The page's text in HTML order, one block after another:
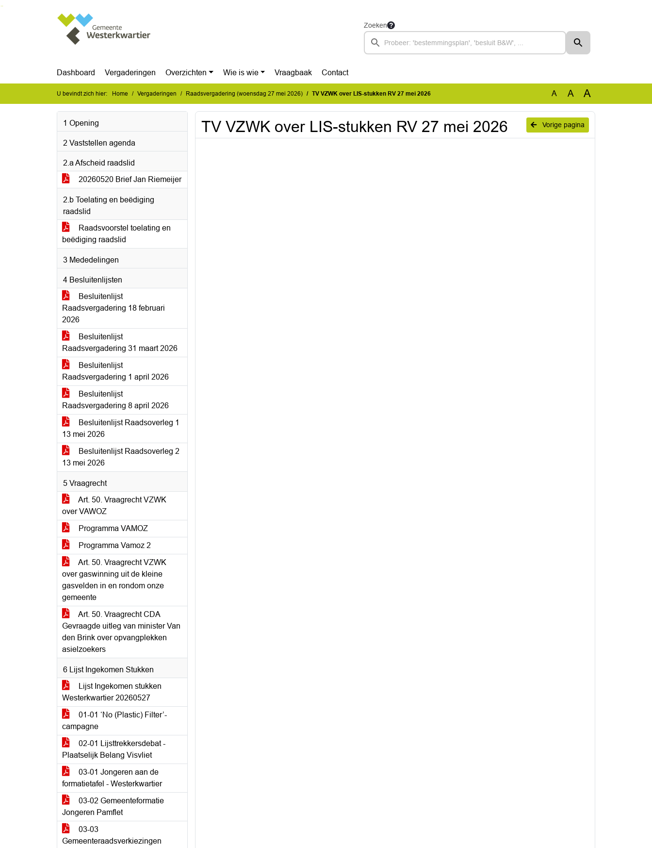
Zoeken
Dashboard Vergaderingen Overzichten Wie is wie Vraagbaak Contact
U bevindt zich hier: Home Vergaderingen Raadsvergadering (woensdag 27 mei 2026) TV VZWK over LIS-stukken RV 27 mei 2026 A A A
1 Opening
2 Vaststellen agenda
2.a Afscheid raadslid
20260520 Brief Jan Riemeijer
2.b Toelating en beëdiging
raadslid
Raadsvoorstel toelating en
beëdiging raadslid
3 Mededelingen
4 Besluitenlijsten
Besluitenlijst
Raadsvergadering 18 februari
2026
Besluitenlijst
Raadsvergadering 31 maart 2026
Besluitenlijst
Raadsvergadering 1 april 2026
Besluitenlijst
Raadsvergadering 8 april 2026
Besluitenlijst Raadsoverleg 1
13 mei 2026
Besluitenlijst Raadsoverleg 2
13 mei 2026
5 Vraagrecht
Art. 50. Vraagrecht VZWK
over VAWOZ
Programma VAMOZ
Programma Vamoz 2
Art. 50. Vraagrecht VZWK
over gaswinning uit de kleine
gasvelden in en rondom onze
gemeente
Art. 50. Vraagrecht CDA
Gevraagde uitleg van minister Van
den Brink over opvangplekken
asielzoekers
6 Lijst Ingekomen Stukken
Lijst Ingekomen stukken
Westerkwartier 20260527
01-01 ‘No (Plastic) Filter’-
campagne
02-01 Lijsttrekkersdebat -
Plaatselijk Belang Visvliet
03-01 Jongeren aan de
formatietafel - Westerkwartier
03-02 Gemeenteformatie
Jongeren Pamflet
03-03
Gemeenteraadsverkiezingen
Vorige pagina
TV VZWK over LIS-stukken RV 27 mei 2026